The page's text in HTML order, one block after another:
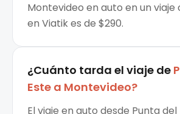
Montevideo en auto en un
en Viatik es de $290.
¿Cuánto tarda el viaje de
Este a Montevideo?
El viaje en auto desde Punta